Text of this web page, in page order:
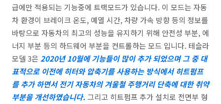
급에만 적용되는 기능중에 트랙모드가 있습니다. 이 모드는 자동
차 환경이 브레이크 온도, 예열 시간, 차량 가속 방향 등의 정보를
바탕으로 자동차의 최고의 성능을 유지하기 위해 안전성 부분, 에
너지 부분 등의 하드웨어 부분을 컨트롤하는 모드 입니다. 테슬라
모델 3은 2020년 10월에 기능들이 많이 추가 되었으며 그 중 대
표적으로 이전에 히터와 압축기를 사용하는 방식에서 히트펌프
를 추가 하면서 전기 자동차의 겨울철 주행거리 단축에 대한 취약
부분을 개선하였습니다.그리고 히트펌프 추가 설치로 전면부 형